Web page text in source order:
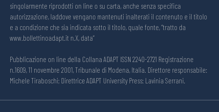
singolarmente riprodotti on line o su carta, anche senza specifica
autorizzazione, laddove vengano mantenuti inalterati il contenuto e il titolo
e a condizione che sia indicata sotto il titolo, quale fonte, “tratto da
www.bollettinoadapt.it n.X, data“
Pubblicazione on line della Collana ADAPT ISSN 2240-2721 Registrazione
n.1609, 11 novembre 2001, Tribunale di Modena, Italia. Direttore responsabile:
Michele Tiraboschi; Direttrice ADAPT University Press: Lavinia Serrani.